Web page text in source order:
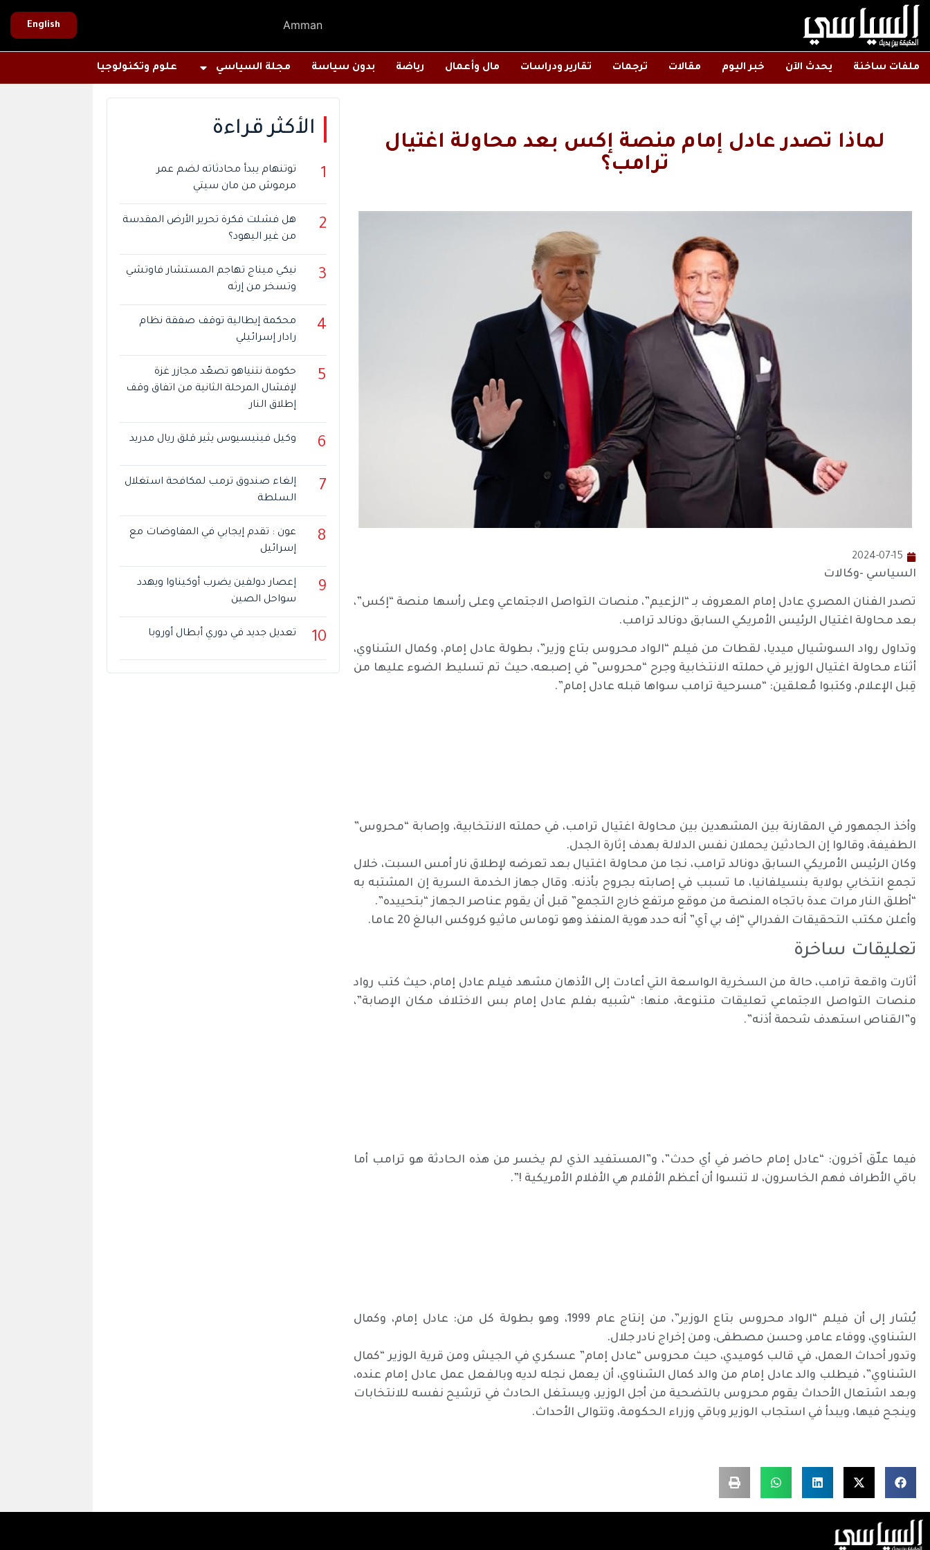
Amman
English
ملفات ساخنة يحدث الآن خبر اليوم مقالات ترجمات تقارير ودراسات مال وأعمال رياضة بدون سياسة مجلة السياسي علوم وتكنولوجيا
لماذا تصدر عادل إمام منصة إكس بعد محاولة اغتيال
ترامب؟
2024-07-15
السياسي -وكالات
تصدر الفنان المصري عادل إمام المعروف بـ “الزعيم”، منصات التواصل الاجتماعي وعلى رأسها منصة “إكس”،
بعد محاولة اغتيال الرئيس الأمريكي السابق دونالد ترامب.
وتداول رواد السوشيال ميديا، لقطات من فيلم “الواد محروس بتاع وزير”، بطولة عادل إمام، وكمال الشناوي،
أثناء محاولة اغتيال الوزير في حملته الانتخابية وجرح “محروس” في إصبعه، حيث تم تسليط الضوء عليها من
قِبل الإعلام، وكتبوا مُعلقين: “مسرحية ترامب سواها قبله عادل إمام”.
وأخذ الجمهور في المقارنة بين المشهدين بين محاولة اغتيال ترامب، في حملته الانتخابية، وإصابة “محروس”
الطفيفة، وقالوا إن الحادثين يحملان نفس الدلالة بهدف إثارة الجدل.
وكان الرئيس الأمريكي السابق دونالد ترامب، نجا من محاولة اغتيال بعد تعرضه لإطلاق نار أمس السبت، خلال
تجمع انتخابي بولاية بنسيلفانيا، ما تسبب في إصابته بجروح بأذنه. وقال جهاز الخدمة السرية إن المشتبه به
“أطلق النار مرات عدة باتجاه المنصة من موقع مرتفع خارج التجمع” قبل أن يقوم عناصر الجهاز “بتحييده”.
وأعلن مكتب التحقيقات الفدرالي “إف بي آي” أنه حدد هوية المنفذ وهو توماس ماثيو كروكس البالغ 20 عاما.
تعليقات ساخرة
أثارت واقعة ترامب، حالة من السخرية الواسعة التي أعادت إلى الأذهان مشهد فيلم عادل إمام، حيث كتب رواد
منصات التواصل الاجتماعي تعليقات متنوعة، منها: “شبيه بفلم عادل إمام بس الاختلاف مكان الإصابة”،
و”القناص استهدف شحمة أذنه”.
فيما علّق آخرون: “عادل إمام حاضر في أي حدث”، و”المستفيد الذي لم يخسر من هذه الحادثة هو ترامب أما
باقي الأطراف فهم الخاسرون، لا تنسوا أن أعظم الأفلام هي الأفلام الأمريكية !”.
يُشار إلى أن فيلم “الواد محروس بتاع الوزير”، من إنتاج عام 1999، وهو بطولة كل من: عادل إمام، وكمال
الشناوي، ووفاء عامر، وحسن مصطفى، ومن إخراج نادر جلال.
وتدور أحداث العمل، في قالب كوميدي، حيث محروس “عادل إمام” عسكري في الجيش ومن قرية الوزير “كمال
الشناوي”، فيطلب والد عادل إمام من والد كمال الشناوي، أن يعمل نجله لديه وبالفعل عمل عادل إمام عنده،
وبعد اشتعال الأحداث يقوم محروس بالتضحية من أجل الوزير، ويستغل الحادث في ترشيح نفسه للانتخابات
وينجح فيها، ويبدأ في استجاب الوزير وباقي وزراء الحكومة، وتتوالى الأحداث.
الأكثر قراءة
1
توتنهام يبدأ محادثاته لضم عمر
مرموش من مان سيتي
2
هل فشلت فكرة تحرير الأرض المقدسة
من غير اليهود؟
3
نيكي ميناج تهاجم المستشار فاوتشي
وتسخر من إرثه
4
محكمة إيطالية توقف صفقة نظام
رادار إسرائيلي
5
حكومة نتنياهو تصعّد مجازر غزة
لإفشال المرحلة الثانية من اتفاق وقف
إطلاق النار
6 وكيل فينيسيوس يثير قلق ريال مدريد
7
إلغاء صندوق ترمب لمكافحة استغلال
السلطة
8
عون : تقدم إيجابي في المفاوضات مع
إسرائيل
9
إعصار دولفين يضرب أوكيناوا ويهدد
سواحل الصين
10 تعديل جديد في دوري أبطال أوروبا